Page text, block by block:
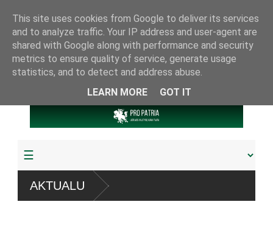
AKTUALU
This site uses cookies from Google to deliver its services
and to analyze traffic. Your IP address and user-agent are
shared with Google along with performance and security
metrics to ensure quality of service, generate usage
statistics, and to detect and address abuse.
LEARN MORE
GOT IT